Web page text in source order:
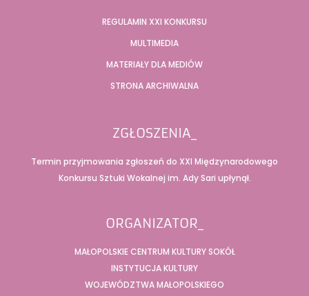
REGULAMIN XXI KONKURSU
MULTIMEDIA
MATERIAŁY DLA MEDIÓW
STRONA ARCHIWALNA
ZGŁOSZENIA_
Termin przyjmowania zgłoszeń do XXI Międzynarodowego
Konkursu Sztuki Wokalnej im. Ady Sari upłynął.
ORGANIZATOR_
MAŁOPOLSKIE CENTRUM KULTURY SOKÓŁ
INSTYTUCJA KULTURY
WOJEWÓDZTWA MAŁOPOLSKIEGO